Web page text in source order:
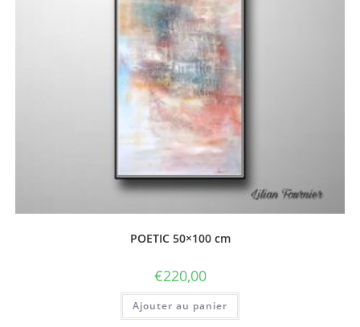
POETIC 50×100 cm
€220,00
Ajouter au panier